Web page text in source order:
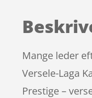
på
mmelser
Mange leder
Versele-Laga
Prestige –